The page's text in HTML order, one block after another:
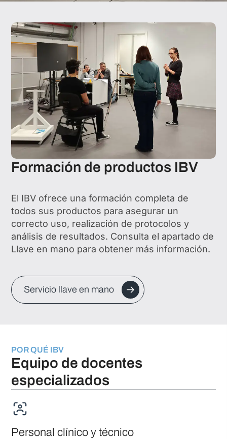
Formación de productos IBV
El IBV ofrece una formación completa de
todos sus productos para asegurar un
correcto uso, realización de protocolos y
análisis de resultados. Consulta el apartado de
Llave en mano para obtener más información.
Servicio llave en mano
POR QUÉ IBV
Equipo de docentes
especializados
Personal clínico y técnico